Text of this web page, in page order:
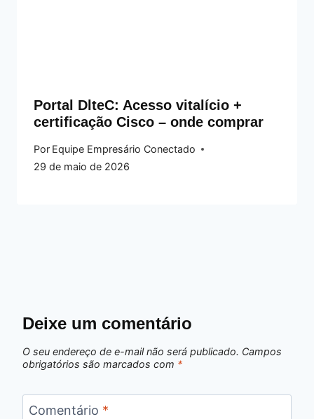
Portal DlteC: Acesso vitalício +
certificação Cisco – onde comprar
Por Equipe Empresário Conectado
29 de maio de 2026
Deixe um comentário
O seu endereço de e-mail não será publicado. Campos
obrigatórios são marcados com *
Comentário *